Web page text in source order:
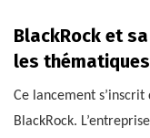
BlackRock et
les
Ce lancement
BlackRock.